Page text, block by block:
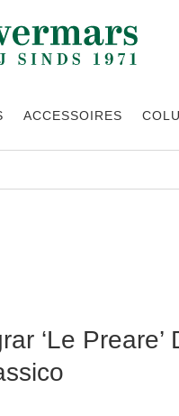
ACCESSOIRES
‘Le